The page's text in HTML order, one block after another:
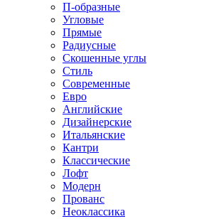
П-образные
Угловые
Прямые
Радиусные
Скошенные углы
Стиль
Современные
Евро
Английские
Дизайнерские
Итальянские
Кантри
Классические
Лофт
Модерн
Прованс
Неоклассика